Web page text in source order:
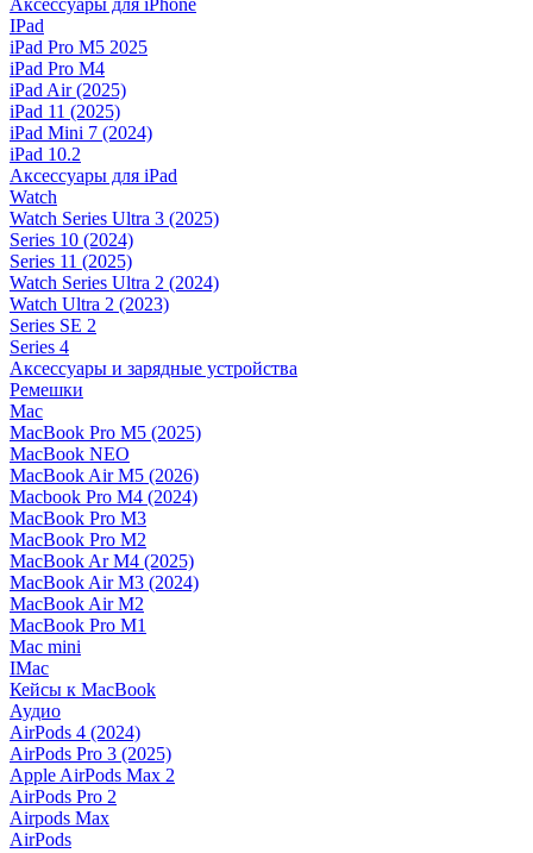
Аксессуары для iPhone
IPad
iPad Pro M5 2025
iPad Pro M4
iPad Air (2025)
iPad 11 (2025)
iPad Mini 7 (2024)
iPad 10.2
Аксессуары для iPad
Watch
Watch Series Ultra 3 (2025)
Series 10 (2024)
Series 11 (2025)
Watch Series Ultra 2 (2024)
Watch Ultra 2 (2023)
Series SE 2
Series 4
Аксессуары и зарядные устройства
Ремешки
Mac
MacBook Pro M5 (2025)
MacBook NEO
MacBook Air M5 (2026)
Macbook Pro M4 (2024)
MacBook Pro M3
MacBook Pro M2
MacBook Ar M4 (2025)
MacBook Air M3 (2024)
MacBook Air M2
MacBook Pro M1
Mac mini
IMac
Кейсы к MacBook
Аудио
AirPods 4 (2024)
AirPods Pro 3 (2025)
Apple AirPods Max 2
AirPods Pro 2
Airpods Max
AirPods